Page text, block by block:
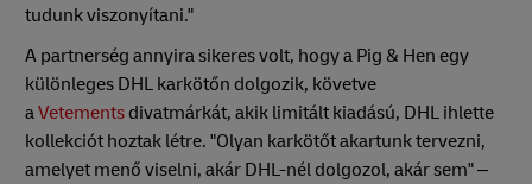
tudunk viszonyítani."
A partnerség annyira sikeres volt, hogy a Pig & Hen egy
különleges DHL karkötőn dolgozik, követve
aVetements divatmárkát, akik limitált kiadású, DHL ihlette
kollekciót hoztak létre. "Olyan karkötőt akartunk tervezni,
amelyet menő viselni, akár DHL-nél dolgozol, akár sem" –